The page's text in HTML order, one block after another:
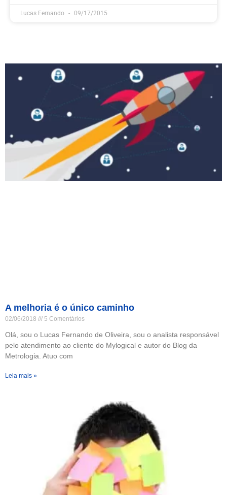
Lucas Fernando 09/17/2015
A melhoria é o único caminho
02/06/2018 5 Comentários
Olá, sou o Lucas Fernando de Oliveira, sou o analista responsável
pelo atendimento ao cliente do Mylogical e autor do Blog da
Metrologia. Atuo com
Leia mais »